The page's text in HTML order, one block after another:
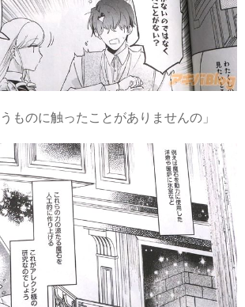
ものに触ったことがありませんの」